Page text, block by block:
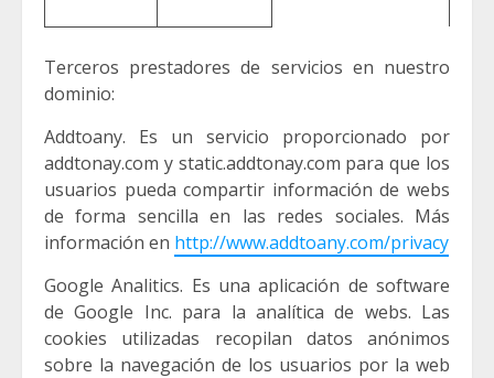
Terceros prestadores de servicios en nuestro
dominio:
Addtoany. Es un servicio proporcionado por
addtonay.com y static.addtonay.com para que los
usuarios pueda compartir información de webs
de forma sencilla en las redes sociales. Más
información en http://www.addtoany.com/privacy
Google Analitics. Es una aplicación de software
de Google Inc. para la analítica de webs. Las
cookies utilizadas recopilan datos anónimos
sobre la navegación de los usuarios por la web